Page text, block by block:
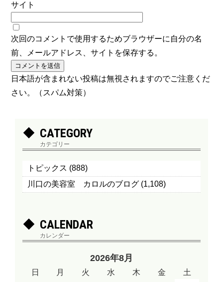
サイト
次回のコメントで使用するためブラウザーに自分の名
前、メールアドレス、サイトを保存する。
日本語が含まれない投稿は無視されますのでご注意くだ
さい。（スパム対策）
CATEGORY
カテゴリー
トピックス (888)
川口の美容室 カロルのブログ (1,108)
CALENDAR
カレンダー
2026年8月
日 月 火 水 木 金
土